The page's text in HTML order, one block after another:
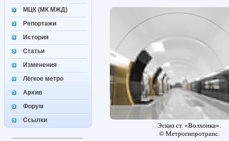
МЦК (МК МЖД)
Репортажи
История
Статьи
Изменения
Лёгкое метро
Архив
Форум
Ссылки
Эскиз ст. «Волхонка».
© Метрогипротранс.